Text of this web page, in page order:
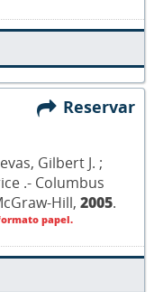
Reservar
Gilbert J. ;
.- Columbus
Hill, 2005.
papel.